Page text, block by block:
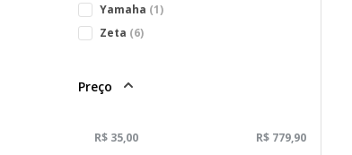
Yamaha (1)
Zeta (6)
Preço